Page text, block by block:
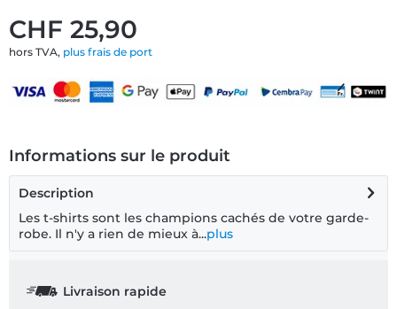
CHF 25,90
hors TVA, plus frais de port
Informations sur le produit
Description
Les t-shirts sont les champions cachés de votre garde-
robe. Il n'y a rien de mieux à...plus
Livraison rapide